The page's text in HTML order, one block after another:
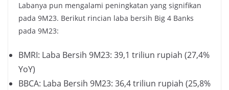
Labanya pun mengalami peningkatan yang signifikan
pada 9M23. Berikut rincian laba bersih Big 4 Banks
pada 9M23:
BMRI: Laba Bersih 9M23: 39,1 triliun rupiah (27,4%
YoY)
BBCA: Laba Bersih 9M23: 36,4 triliun rupiah (25,8%